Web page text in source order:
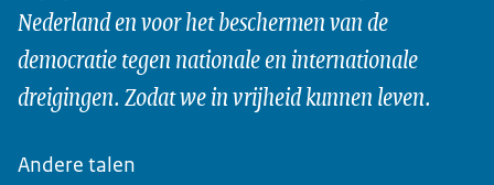
Nederland en voor het beschermen van de
democratie tegen nationale en internationale
dreigingen. Zodat we in vrijheid kunnen leven.
Andere talen